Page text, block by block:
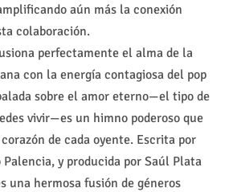
aún más la conexión
colaboración.
perfectamente el alma de la
con la energía contagiosa del pop
sobre el amor eterno—el tipo de
vivir—es un himno poderoso que
de cada oyente. Escrita por
y producida por Saúl Plata
una hermosa fusión de géneros